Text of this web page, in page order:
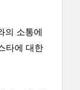
의 소통에
타에 대한